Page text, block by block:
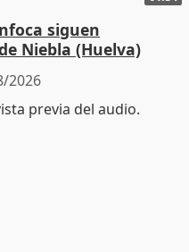
siguen
Niebla (Huelva)
2026